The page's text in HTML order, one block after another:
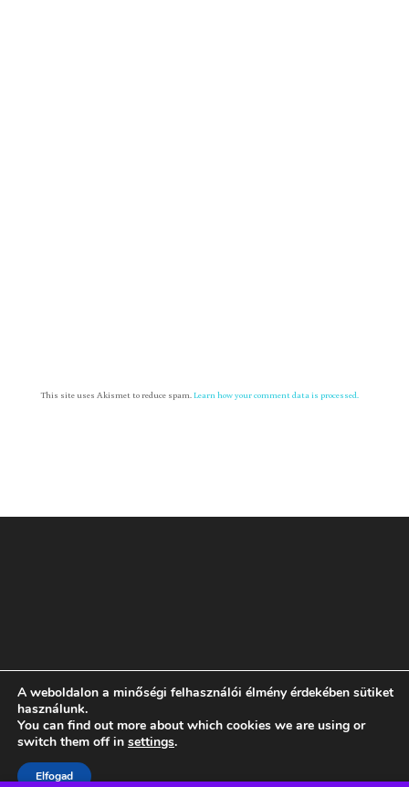
This site uses Akismet to reduce spam.Learn how your comment data is processed.
Rólam GYIK ÁSZF Adatvédelmi tájékoztató
A weboldalon a minőségi felhasználói élmény érdekében sütiket
használunk.
You can find out more about which cookies we are using or
switch them off in settings.
Elfogad